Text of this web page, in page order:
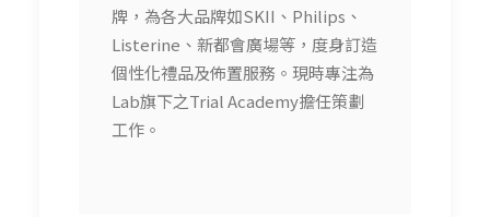
牌，為各大品牌如SKII、Philips、
Listerine、新都會廣場等，度身訂造
個性化禮品及佈置服務。現時專注為
Lab旗下之Trial Academy擔任策劃
工作。